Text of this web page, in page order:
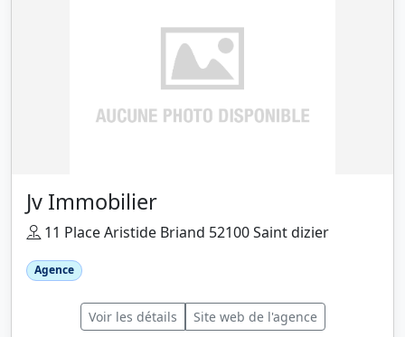
Jv Immobilier
11 Place Aristide Briand 52100 Saint dizier
Agence
Voir les détails Site web de l'agence